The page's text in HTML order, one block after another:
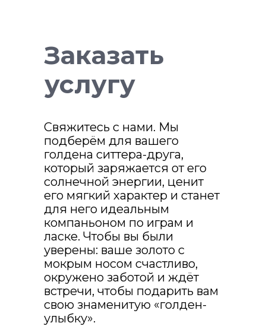
Заказать
услугу
Свяжитесь с нами. Мы
подберём для вашего
голдена ситтера-друга,
который заряжается от его
солнечной энергии, ценит
его мягкий характер и станет
для него идеальным
компаньоном по играм и
ласке. Чтобы вы были
уверены: ваше золото с
мокрым носом счастливо,
окружено заботой и ждёт
встречи, чтобы подарить вам
свою знаменитую «голден-
улыбку».